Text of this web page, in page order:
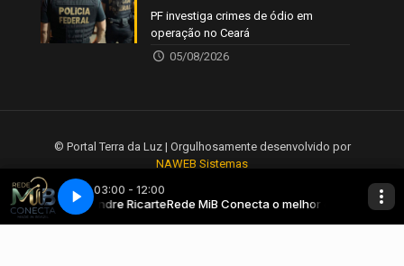
PF investiga crimes de ódio em
operação no Ceará
05/08/2026
© Portal Terra da Luz | Orgulhosamente desenvolvido por
NAWEB Sistemas